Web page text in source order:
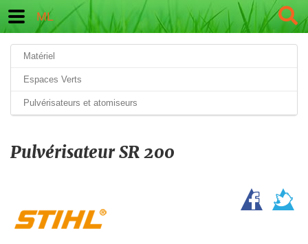
ML
Matériel
Espaces Verts
Pulvérisateurs et atomiseurs
Pulvérisateur SR 200